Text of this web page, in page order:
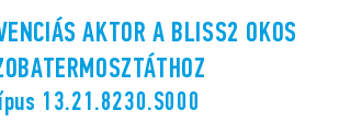
AKTOR A BLISS2 OKOS
13.21.8230.S000